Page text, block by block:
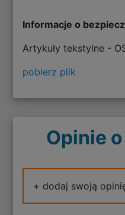
Informacje o
Artykuły tekstylne -
pobierz plik
Opinie
+ dodaj swoją